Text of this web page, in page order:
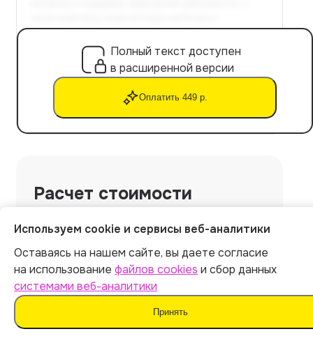
Полный текст доступен
в расширенной версии
Оплатить 449 р.
Расчет стоимости
Экспорт файла в Word
Не обнаруживается ИИ-детекторами
Готовая курсовая работа за 5 минут
Используем cookie и сервисы веб-аналитики
Оставаясь на нашем сайте, вы даете согласие
на использование файлов cookies и сбор данных
системами веб-аналитики
Принять